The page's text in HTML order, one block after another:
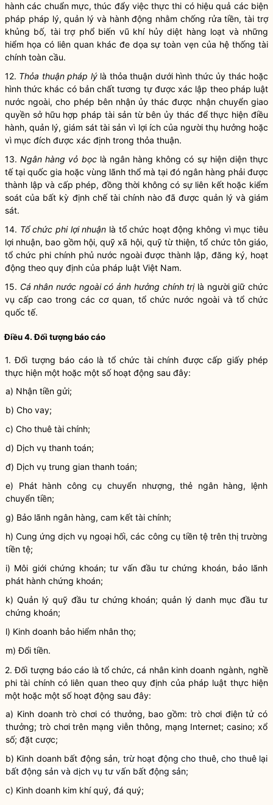
hành các chuẩn mực, thúc đẩy việc thực thi có hiệu quả các biện
pháp pháp lý, quản lý và hành động nhằm chống rửa tiền, tài trợ
khủng bố, tài trợ phổ biến vũ khí hủy diệt hàng loạt và những
hiểm họa có liên quan khác đe dọa sự toàn vẹn của hệ thống tài
chính toàn cầu.
12. Thỏa thuận pháp lýlà thỏa thuận dưới hình thức ủy thác hoặc
hình thức khác có bản chất tương tự được xác lập theo pháp luật
nước ngoài, cho phép bên nhận ủy thác được nhận chuyển giao
quyền sở hữu hợp pháp tài sản từ bên ủy thác để thực hiện điều
hành, quản lý, giám sát tài sản vì lợi ích của người thụ hưởng hoặc
vì mục đích được xác định trong thỏa thuận.
13.Ngân hàng vỏ bọclà ngân hàng không có sự hiện diện thực
tế tại quốc gia hoặc vùng lãnh thổ mà tại đó ngân hàng phải được
thành lập và cấp phép, đồng thời không có sự liên kết hoặc kiểm
soát của bất kỳ định chế tài chính nào đã được quản lý và giám
sát.
14. Tổ chức phi lợi nhuận là tổ chức hoạt động không vì mục tiêu
lợi nhuận, bao gồm hội, quỹ xã hội, quỹ từ thiện, tổ chức tôn giáo,
tổ chức phi chính phủ nước ngoài được thành lập, đăng ký, hoạt
động theo quy định của pháp luật Việt Nam.
15. Cá nhân nước ngoài có ảnh hưởng chính trịlà người giữ chức
vụ cấp cao trong các cơ quan, tổ chức nước ngoài và tổ chức
quốc tế.
Điều 4. Đối tượng báo cáo
1. Đối tượng báo cáo là tổ chức tài chính được cấp giấy phép
thực hiện một hoặc một số hoạt động sau đây:
a) Nhận tiền gửi;
b) Cho vay;
c) Cho thuê tài chính;
d) Dịch vụ thanh toán;
đ) Dịch vụ trung gian thanh toán;
e) Phát hành công cụ chuyển nhượng, thẻ ngân hàng, lệnh
chuyển tiền;
g) Bảo lãnh ngân hàng, cam kết tài chính;
h) Cung ứng dịch vụ ngoại hối, các công cụ tiền tệ trên thị trường
tiền tệ;
i) Môi giới chứng khoán; tư vấn đầu tư chứng khoán, bảo lãnh
phát hành chứng khoán;
k) Quản lý quỹ đầu tư chứng khoán; quản lý danh mục đầu tư
chứng khoán;
l) Kinh doanh bảo hiểm nhân thọ;
m) Đổi tiền.
2.Đối tượng báo cáo là tổ chức, cá nhân kinh doanh ngành, nghề
phi tài chínhcó liên quan theo quy định của pháp luật thực hiện
một hoặc một số hoạt động sau đây:
a) Kinh doanh trò chơi có thưởng, bao gồm: trò chơi điện tử có
thưởng; trò chơi trên mạng viễn thông, mạng Internet; casino; xổ
số; đặt cược;
b) Kinh doanh bất động sản, trừ hoạt độngcho thuê, cho thuê lại
bất động sản và dịch vụ tư vấn bất động sản;
c) Kinh doanh kim khíquý, đá quý;